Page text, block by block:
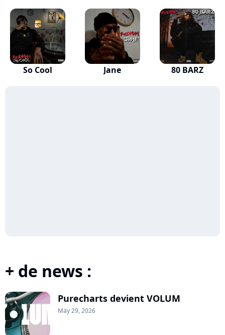
So Cool Jane 80 BARZ
+ de news :
Purecharts devient VOLUM
May 29, 2026